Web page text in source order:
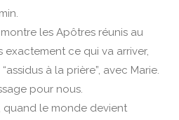
les Apôtres réunis au
exactement ce qui va arriver,
à la prière”, avec Marie.
pour nous.
quand le monde devient